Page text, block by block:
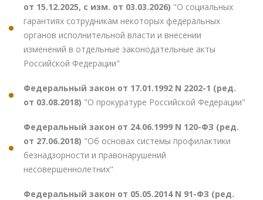
от 15.12.2025, с изм. от 03.03.2026) "О социальных
гарантиях сотрудникам некоторых федеральных
органов исполнительной власти и внесении
изменений в отдельные законодательные акты
Российской Федерации"
Федеральный закон от 17.01.1992 N 2202-1 (ред.
от 03.08.2018) "О прокуратуре Российской Федерации"
Федеральный закон от 24.06.1999 N 120-ФЗ (ред.
от 27.06.2018) "Об основах системы профилактики
безнадзорности и правонарушений
несовершеннолетних"
Федеральный закон от 05.05.2014 N 91-ФЗ (ред.